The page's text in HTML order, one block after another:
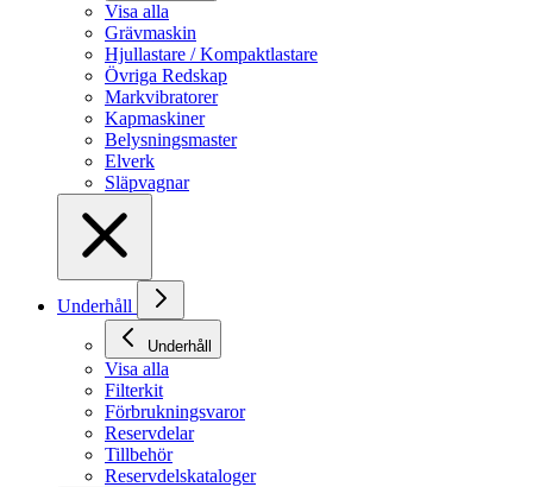
Visa alla
Grävmaskin
Hjullastare / Kompaktlastare
Övriga Redskap
Markvibratorer
Kapmaskiner
Belysningsmaster
Elverk
Släpvagnar
Underhåll
Underhåll
Visa alla
Filterkit
Förbrukningsvaror
Reservdelar
Tillbehör
Reservdelskataloger